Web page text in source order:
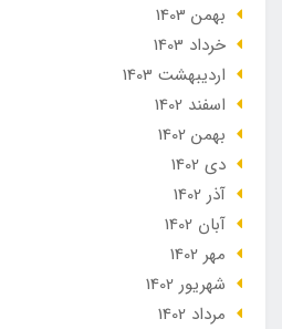
بهمن 1403
خرداد 1403
ارديبهشت 1403
اسفند 1402
بهمن 1402
دی 1402
آذر 1402
آبان 1402
مهر 1402
شهریور 1402
مرداد 1402